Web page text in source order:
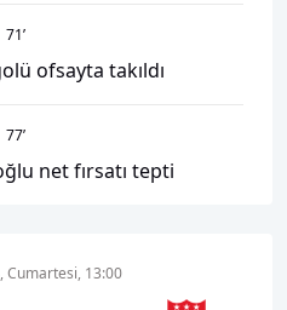
71’
ofsayta takıldı
77’
net fırsatı tepti
Cumartesi, 13:00